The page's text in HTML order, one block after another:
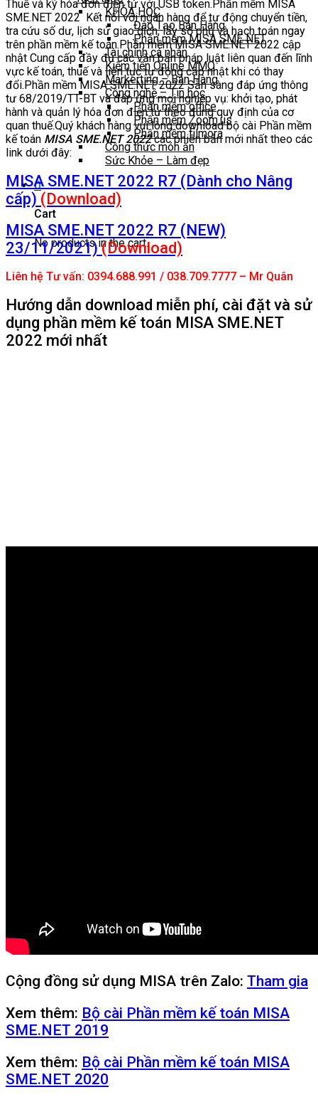
KHÓA HỌC
Đào Tạo Bán Hàng
Phần mềm MISA SME NET
Tài chính cá nhân
Kiếm tiền Online MMO
Markerting – Bán Hàng
Công nghệ – Tin học
Phần mềm office
Phần mềm Zoom.us
Phần mềm filmora
Công thức món ăn
Sức Khỏe – Làm đẹp
0
Cart
No products in the cart.
Thuế và ký hóa đơn điện tử với USB token.Phần mềm MISA
SME.NET 2022 Kết nối với ngân hàng để tự động chuyển tiền,
tra cứu số dư, lịch sử giao dịch, lấy sổ phụ và hạch toán ngay
trên phần mềm kế toán.Phần mềm MISA SME.NET 2022 cập
nhật Cung cấp đầy đủ các văn bản pháp luật liên quan đến lĩnh
vực kế toán, thuế và liên tục tự động cập nhật khi có thay
đổi.Phần mềm MISA SME.NET 2022 Sẵn sàng đáp ứng thông
tư 68/2019/TT-BT và đáp ứng mọi nghiệp vụ: khởi tạo, phát
hành và quản lý hóa đơn điện tử theo đúng quy định của cơ
quan thuế.Quý khách hàng vui lòng download bộ cài Phần mềm
kế toán MISA SME.NET 2022 các phiên bản mới nhất theo các
link dưới đây:
MISA SME.NET 2022 R7 (Dành cho Nâng
cấp) (Download)
MISA SME.NET 2022 R7 (NEW)
23/11/2021)(Download)
Liên hệ Tư vấn: 0394.688.991 / 038.709.7777 – Mr Quân
Hướng dẫn download miễn phí, cài đặt và sử
dụng phần mềm kế toán MISA SME.NET
2022 mới nhất
Cộng đồng sử dụng MISA trên Zalo: Tham gia
Xem thêm: Bộ cài Phần mềm kế toán MISA
SME.NET 2019
Xem thêm: Bộ cài Phần mềm kế toán MISA
SME.NET 2020